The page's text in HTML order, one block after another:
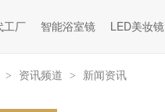
工厂 智能浴室镜 LED美妆镜
> 资讯频道 > 新闻资讯